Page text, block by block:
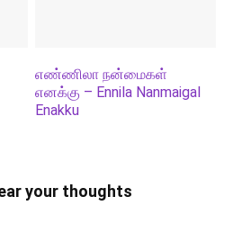
எண்ணிலா நன்மைகள்
எனக்கு – Ennila Nanmaigal
Enakku
your thoughts